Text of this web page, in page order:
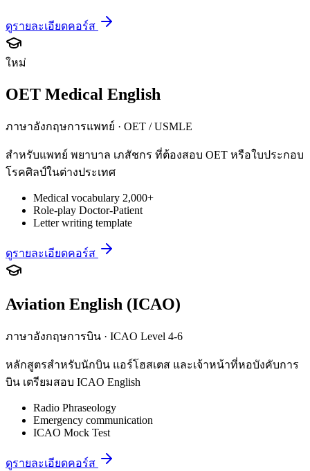
ดูรายละเอียดคอร์ส
ใหม่
OET Medical English
ภาษาอังกฤษการแพทย์ · OET / USMLE
สำหรับแพทย์ พยาบาล เภสัชกร ที่ต้องสอบ OET หรือใบประกอบ
โรคศิลป์ในต่างประเทศ
Medical vocabulary 2,000+
Role-play Doctor-Patient
Letter writing template
ดูรายละเอียดคอร์ส
Aviation English (ICAO)
ภาษาอังกฤษการบิน · ICAO Level 4-6
หลักสูตรสำหรับนักบิน แอร์โฮสเตส และเจ้าหน้าที่หอบังคับการ
บิน เตรียมสอบ ICAO English
Radio Phraseology
Emergency communication
ICAO Mock Test
ดูรายละเอียดคอร์ส